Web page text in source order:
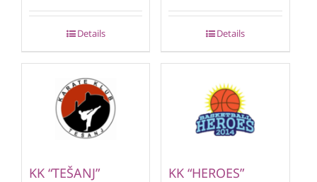
Details Details
KK “TEŠANJ” KK “HEROES”